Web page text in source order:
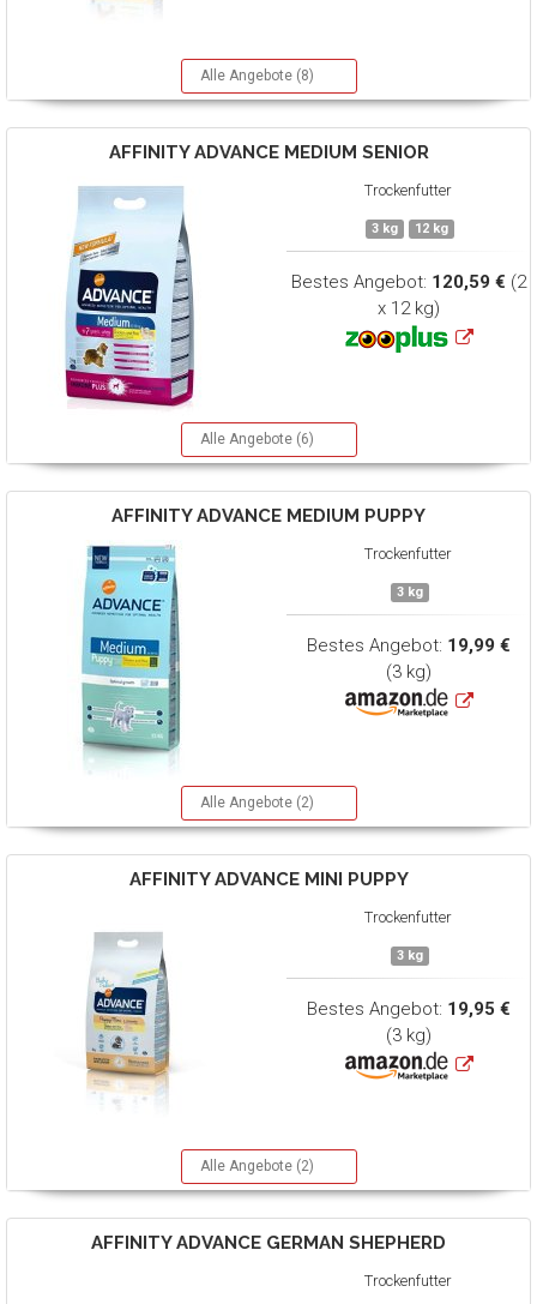
Alle Angebote (8)
AFFINITY ADVANCEMEDIUM SENIOR
Trockenfutter
3 kg 12 kg
Bestes Angebot: 120,59 € (2
x 12 kg)
Alle Angebote (6)
AFFINITY ADVANCE MEDIUM PUPPY
Trockenfutter
3 kg
Bestes Angebot: 19,99 €
(3 kg)
Alle Angebote (2)
AFFINITY ADVANCEMINI PUPPY
Trockenfutter
3 kg
Bestes Angebot: 19,95 €
(3 kg)
Alle Angebote (2)
AFFINITY ADVANCE GERMAN SHEPHERD
Trockenfutter